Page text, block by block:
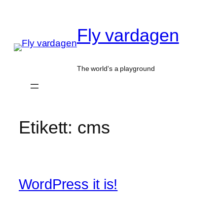
Fly vardagen
The world's a playground
Etikett: cms
WordPress it is!